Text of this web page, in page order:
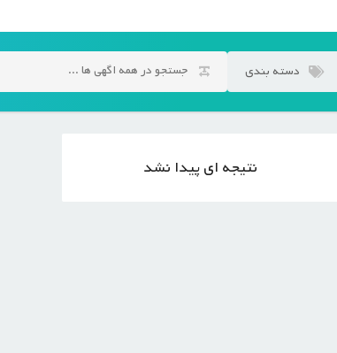
دسته بندی
نتیجه ای پیدا نشد